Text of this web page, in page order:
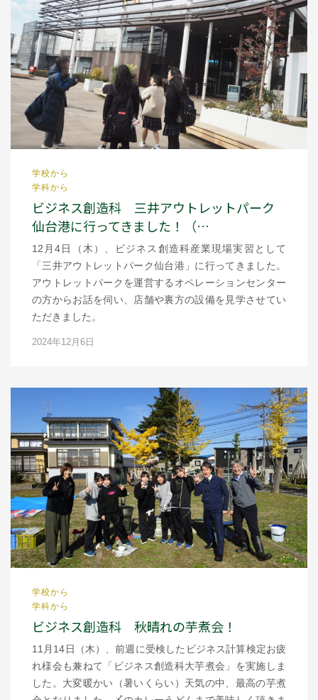
学校から
学科から
ビジネス創造科 三井アウトレットパーク
仙台港に行ってきました！（…
12月4日（木）、ビジネス創造科産業現場実習として
「三井アウトレットパーク仙台港」に行ってきました。
アウトレットパークを運営するオペレーションセンター
の方からお話を伺い、店舗や裏方の設備を見学させてい
ただきました。
2024年12月6日
学校から
学科から
ビジネス創造科 秋晴れの芋煮会！
11月14日（木）、前週に受検したビジネス計算検定お疲
れ様会も兼ねて「ビジネス創造科大芋煮会」を実施しま
した。大変暖かい（暑いくらい）天気の中、最高の芋煮